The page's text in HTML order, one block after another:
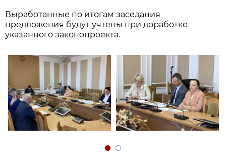
Выработанные по итогам заседания
предложения будут учтены при доработке
указанного законопроекта.